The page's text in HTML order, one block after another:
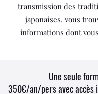
transmission des
japonaises, vous
informations dont
Une seule
350€/an/pers avec